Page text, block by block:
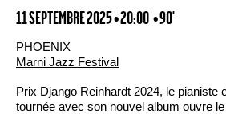
11 SEPTEMBRE 2025 • 20:00 • 90'
PHOENIX
Marni Jazz Festival
Prix Django Reinhardt 2024, le pianiste
tournée avec son nouvel album ouvre